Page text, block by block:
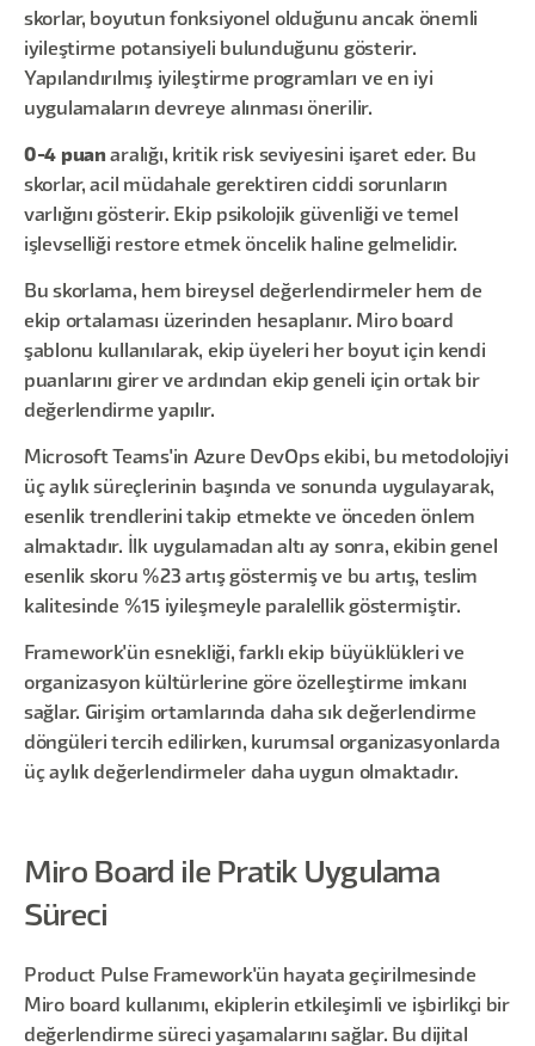
skorlar, boyutun fonksiyonel olduğunu ancak önemli
iyileştirme potansiyeli bulunduğunu gösterir.
Yapılandırılmış iyileştirme programları ve en iyi
uygulamaların devreye alınması önerilir.
0-4 puan aralığı, kritik risk seviyesini işaret eder. Bu
skorlar, acil müdahale gerektiren ciddi sorunların
varlığını gösterir. Ekip psikolojik güvenliği ve temel
işlevselliği restore etmek öncelik haline gelmelidir.
Bu skorlama, hem bireysel değerlendirmeler hem de
ekip ortalaması üzerinden hesaplanır. Miro board
şablonu kullanılarak, ekip üyeleri her boyut için kendi
puanlarını girer ve ardından ekip geneli için ortak bir
değerlendirme yapılır.
Microsoft Teams'in Azure DevOps ekibi, bu metodolojiyi
üç aylık süreçlerinin başında ve sonunda uygulayarak,
esenlik trendlerini takip etmekte ve önceden önlem
almaktadır. İlk uygulamadan altı ay sonra, ekibin genel
esenlik skoru %23 artış göstermiş ve bu artış, teslim
kalitesinde %15 iyileşmeyle paralellik göstermiştir.
Framework'ün esnekliği, farklı ekip büyüklükleri ve
organizasyon kültürlerine göre özelleştirme imkanı
sağlar. Girişim ortamlarında daha sık değerlendirme
döngüleri tercih edilirken, kurumsal organizasyonlarda
üç aylık değerlendirmeler daha uygun olmaktadır.
Miro Board ile Pratik Uygulama
Süreci
Product Pulse Framework'ün hayata geçirilmesinde
Miro board kullanımı, ekiplerin etkileşimli ve işbirlikçi bir
değerlendirme süreci yaşamalarını sağlar. Bu dijital